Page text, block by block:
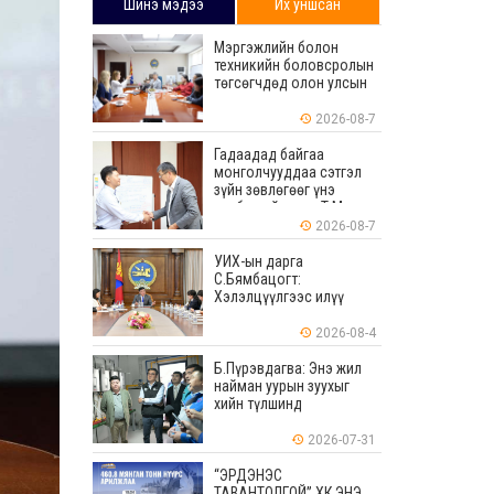
Шинэ мэдээ Их уншсан
Мэргэжлийн болон
техникийн боловсролын
төгсөгчдөд олон улсын
зөвшөөрөгдөх ур
чадваруудыг олгоно
2026-08-7
Гадаадад байгаа
монголчууддаа сэтгэл
зүйн зөвлөгөөг үнэ
төлбөргүй өгдөг Т.Мөнх-
Эрдэнийг Боловсролын
тэргүүний ажилтнаар
шагналаа
2026-08-7
УИХ-ын дарга
С.Бямбацогт:
Хэлэлцүүлгээс илүү
илүү бодит үр дүн чухал
2026-08-4
Б.Пүрэвдагва: Энэ жил
найман уурын зуухыг
хийн түлшинд
2026-07-31
“ЭРДЭНЭС